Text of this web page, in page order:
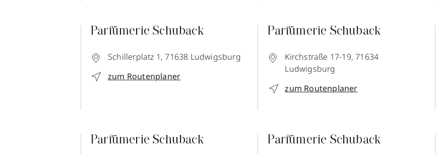
Parfümerie Schuback
Schillerplatz 1, 71638 Ludwigsburg
zum Routenplaner
Parfümerie Schuback
Kirchstraße 17-19, 71634
Ludwigsburg
zum Routenplaner
Parfümerie Schuback Parfümerie Schuback